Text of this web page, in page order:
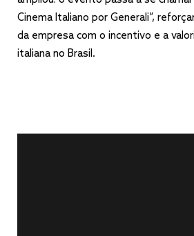
Cinema Italiano por Generali”,
da empresa com o incentivo e a
italiana no Brasil.